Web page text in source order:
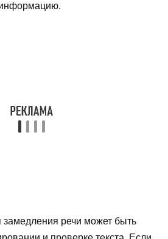
замедления речи может быть